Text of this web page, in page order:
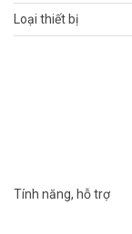
Tăng cường sự
giữa các thành viên
Dễ dàng quản lý
và quản lý các buổi
thể thiếu trong
thanh tuyệt vời,
phẩm này hứa hẹn
nhất cho người sử
là bước đi đúng
Loại thiết bị
Tính năng, hỗ trợ